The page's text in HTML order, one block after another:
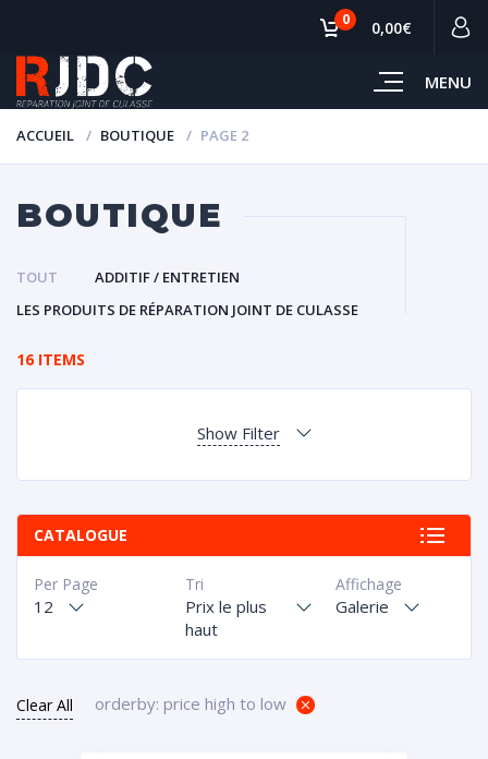
MENU
0 0,00€
ACCUEIL BOUTIQUE PAGE 2
BOUTIQUE
TOUT
ADDITIF / ENTRETIEN
LES PRODUITS DE RÉPARATION JOINT DE CULASSE
16 ITEMS
Show Filter
CATALOGUE
Affichage
Galerie
Tri
Prix le plus
haut
Per Page
12
Clear All orderby: price high to low